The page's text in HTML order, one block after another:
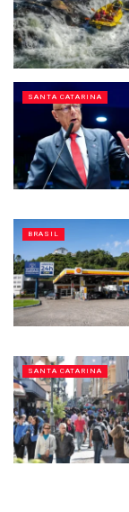
SANTA CATARINA
BRASIL
SANTA CATARINA